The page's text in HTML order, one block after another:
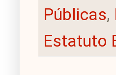
Públicas,
Estatuto